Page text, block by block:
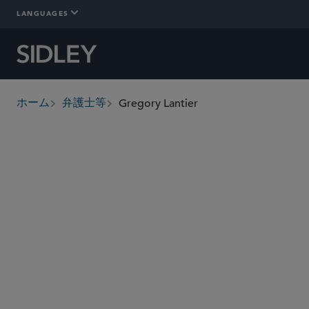
LANGUAGES
breadcrumbs
ホーム 弁護士等 Gregory Lantier